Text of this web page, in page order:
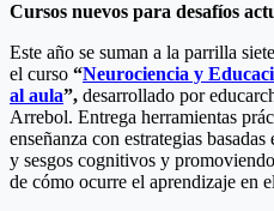
Cursos nuevos para desafíos
Este año se suman a la parrilla
el curso “Neurociencia y
al aula”, desarrollado por
Arrebol. Entrega herramientas
enseñanza con estrategias
y sesgos cognitivos y
de cómo ocurre el aprendizaje en